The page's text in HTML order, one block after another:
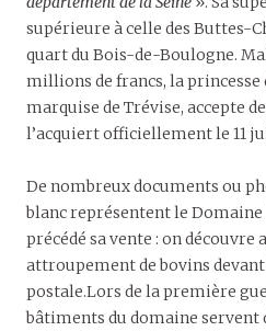
supérieure à celle des Buttes-
quart du Bois-de-Boulogne.
millions de francs, la princesse
marquise de Trévise, accepte
l’acquiert officiellement le 11
De nombreux documents ou
blanc représentent le Domaine
précédé sa vente : on découvre
attroupement de bovins
postale.Lors de la première
bâtiments du domaine servent